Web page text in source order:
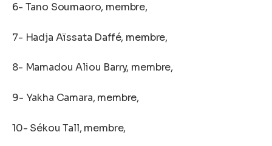
6- Tano Soumaoro, membre,
7- Hadja Aïssata Daffé, membre,
8- Mamadou Aliou Barry, membre,
9- Yakha Camara, membre,
10- Sékou Tall, membre,